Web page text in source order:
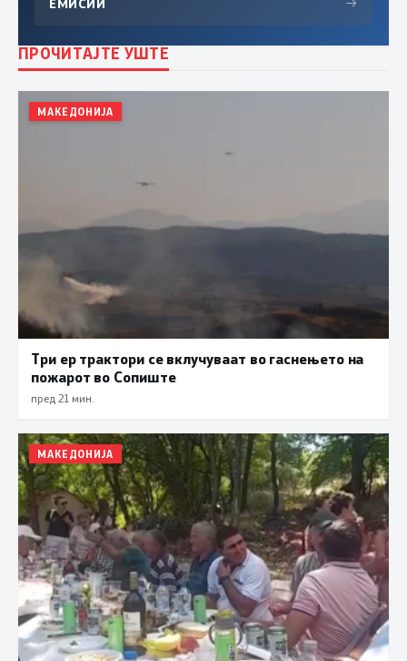
ПРОЧИТАЈТЕ УШТЕ
МАКЕДОНИЈА
Три ер трактори се вклучуваат во гаснењето на
пожарот во Сопиште
пред 21 мин.
МАКЕДОНИЈА